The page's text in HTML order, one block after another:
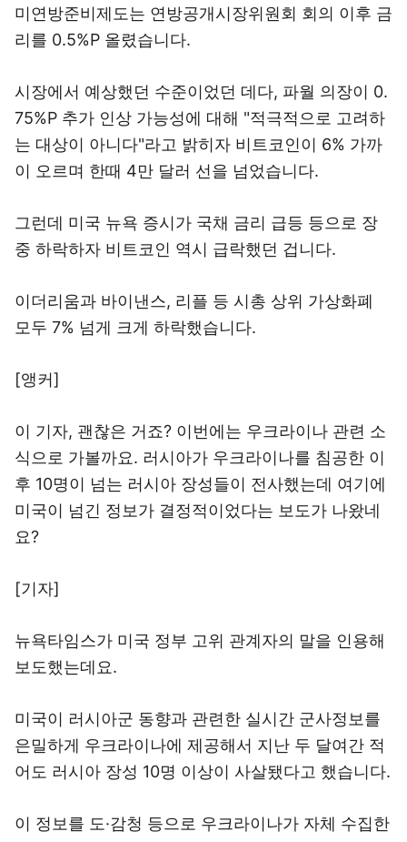
미연방준비제도는 연방공개시장위원회 회의 이후 금
리를 0.5%P 올렸습니다.
시장에서 예상했던 수준이었던 데다, 파월 의장이 0.
75%P 추가 인상 가능성에 대해 "적극적으로 고려하
는 대상이 아니다"라고 밝히자 비트코인이 6% 가까
이 오르며 한때 4만 달러 선을 넘었습니다.
그런데 미국 뉴욕 증시가 국채 금리 급등 등으로 장
중 하락하자 비트코인 역시 급락했던 겁니다.
이더리움과 바이낸스, 리플 등 시총 상위 가상화폐
모두 7% 넘게 크게 하락했습니다.
[앵커]
이 기자, 괜찮은 거죠? 이번에는 우크라이나 관련 소
식으로 가볼까요. 러시아가 우크라이나를 침공한 이
후 10명이 넘는 러시아 장성들이 전사했는데 여기에
미국이 넘긴 정보가 결정적이었다는 보도가 나왔네
요?
[기자]
뉴욕타임스가 미국 정부 고위 관계자의 말을 인용해
보도했는데요.
미국이 러시아군 동향과 관련한 실시간 군사정보를
은밀하게 우크라이나에 제공해서 지난 두 달여간 적
어도 러시아 장성 10명 이상이 사살됐다고 했습니다.
이 정보를 도·감청 등으로 우크라이나가 자체 수집한